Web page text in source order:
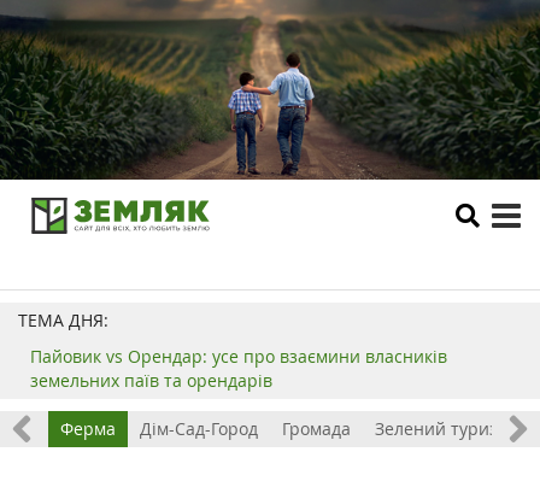
ТЕМА ДНЯ:
Пайовик vs Орендар: усе про взаємини власників
земельних паїв та орендарів
Ферма Дім-Сад-Город Громада Зелений туризм